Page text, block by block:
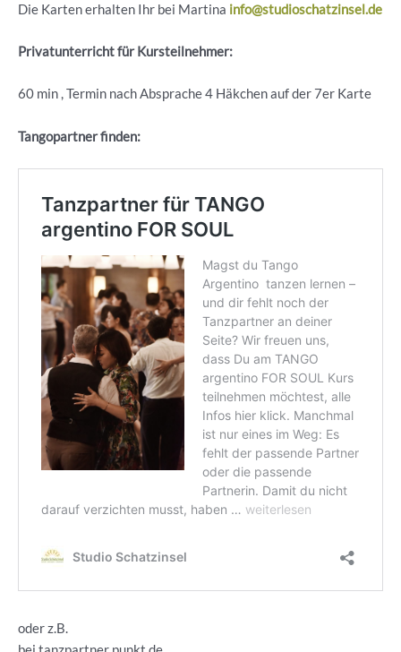
Die Karten erhalten Ihr bei Martina info@studioschatzinsel.de
Privatunterricht für Kursteilnehmer:
60 min , Termin nach Absprache 4 Häkchen auf der 7er Karte
Tangopartner finden:
oder z.B.